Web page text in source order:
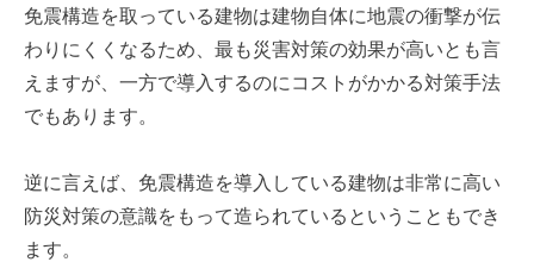
免震構造を取っている建物は建物自体に地震の衝撃が伝
わりにくくなるため、最も災害対策の効果が高いとも言
えますが、一方で導入するのにコストがかかる対策手法
でもあります。
逆に言えば、免震構造を導入している建物は非常に高い
防災対策の意識をもって造られているということもでき
ます。